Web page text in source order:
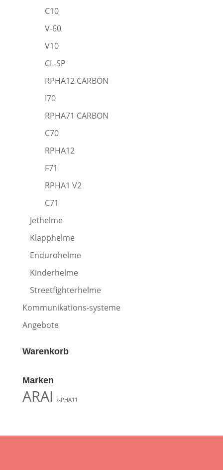
C10
V-60
V10
CL-SP
RPHA12 CARBON
I70
RPHA71 CARBON
C70
RPHA12
F71
RPHA1 V2
C71
Jethelme
Klapphelme
Endurohelme
Kinderhelme
Streetfighterhelme
Kommunikations-systeme
Angebote
Warenkorb
Marken
ARAI R-PHA11